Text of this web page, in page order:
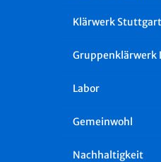
Klärwerk
Gruppenklärwerk
Labor
Gemeinwohl
Nachhaltigkeit